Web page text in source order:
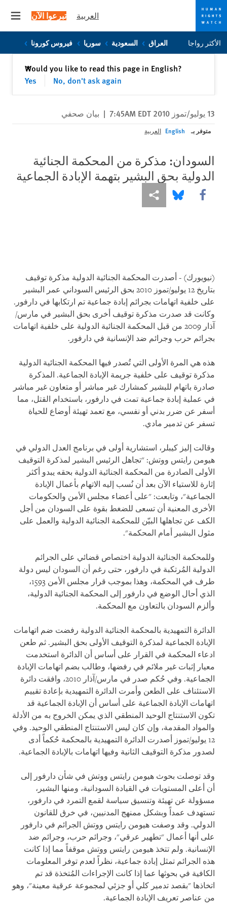
Skip
to
Skip
to
العربية تبرعوا الآن
الأكثر رواجا العراق السعودية سوريا فيروس كورونا
Would you like to read this page in English?
Yes
No, don't ask again
✕إغلاق
13 يوليو/تموز 2010 7:45AM EDT | بيان صحفي
متوفر بـ English العربية
السودان: مذكرة من المحكمة الجنائية
الدولية بحق البشير بتهمة الإبادة الجماعية
Share this via Facebook
Share this via Bluesky
Share this via مشاركة
(نيويورك) - أصدرت المحكمة الجنائية الدولية مذكرة توقيف
بتاريخ 12 يوليو/تموز 2010 بحق الرئيس السوداني عمر البشير
على خلفية اتهامات بجرائم إبادة جماعية تم ارتكابها في دارفور.
وكانت قد صدرت مذكرة توقيف أخرى بحق البشير في مارس/
آذار 2009 من قبل المحكمة الجنائية الدولية على خلفية اتهامات
بجرائم حرب وجرائم ضد الإنسانية في دارفور.
هذه هي المرة الأولى التي تُصدر فيها المحكمة الجنائية الدولية
مذكرة توقيف على خلفية جريمة الإبادة الجماعية. المذكرة
صادرة باتهام للبشير كمشارك غير مباشر أو متعاون غير مباشر
في عملية إبادة جماعية تمت في دارفور، باستخدام القتل، مما
أسفر عن ضرر بدني أو نفسي، مع تعمد تهيئة أوضاع للحياة
تسفر عن تدمير مادي.
وقالت إليز كيبلر، استشارية أولى في برنامج العدل الدولي في
هيومن رايتس ووتش: "تجاهل الرئيس البشير لمذكرة التوقيف
الأولى الصادرة من المحكمة الجنائية الدولية بحقه يبدو أكثر
إثارة للاستياء الآن بعد أن نُسب إليه الاتهام بأعمال الإبادة
الجماعية"، وتابعت: "على أعضاء مجلس الأمن والحكومات
الأخرى المعنية أن تسعى للضغط بقوة على السودان من أجل
الكف عن تجاهلها البيّن للمحكمة الجنائية الدولية والعمل على
مثول البشير أمام المحكمة".
وللمحكمة الجنائية الدولية اختصاص قضائي على الجرائم
الدولية المُرتكبة في دارفور، حتى رغم أن السودان ليس دولة
طرف في المحكمة، وهذا بموجب قرار مجلس الأمن 1593،
الذي أحال الوضع في دارفور إلى المحكمة الجنائية الدولية،
وألزم السودان بالتعاون مع المحكمة.
الدائرة التمهيدية بالمحكمة الجنائية الدولية رفضت ضم اتهامات
الإبادة الجماعية لمذكرة التوقيف الأولى بحق البشير. ثم طعن
ادعاء المحكمة في القرار على أساس أن الدائرة استخدمت
معيار إثبات غير ملائم في رفضها، وطالب بضم اتهامات الإبادة
الجماعية. وفي حُكم صدر في مارس/آذار 2010، وافقت دائرة
الاستئناف على الطعن وأمرت الدائرة التمهيدية بإعادة تقييم
اتهامات الإبادة الجماعية على أساس أن الإبادة الجماعية قد
تكون الاستنتاج الوحيد المنطقي الذي يمكن الخروج به من الأدلة
والمواد المقدمة، وإن كان ليس الاستنتاج المنطقي الوحيد. وفي
12 يوليو/تموز أصدرت الدائرة التمهيدية بالمحكمة حُكماً أدى
لصدور مذكرة التوقيف الثانية وفيها اتهامات بالإبادة الجماعية.
وقد توصلت بحوث هيومن رايتس ووتش في شأن دارفور إلى
أن أعلى المستويات في القيادة السودانية، ومنها البشير،
مسؤولة عن تهيئة وتنسيق سياسة لقمع التمرد في دارفور،
تستهدف عمداً وبشكل ممنهج المدنيين، في خرق للقانون
الدولي. وقد وصفت هيومن رايتس ووتش الجرائم في دارفور
على أنها أعمال "تطهير عرقي"، وجرائم حرب، وجرائم ضد
الإنسانية. ولم تتخذ هيومن رايتس ووتش موقفاً مما إذا كانت
هذه الجرائم تمثل إبادة جماعية، نظراً لعدم توفر المعلومات
الكافية في بحوثها عما إذا كانت الإجراءات المُتخذة قد تم
اتخاذها "بقصد تدمير كلي أو جزئي لمجموعة عرقية معينة"، وهو
من عناصر تعريف الإبادة الجماعية.